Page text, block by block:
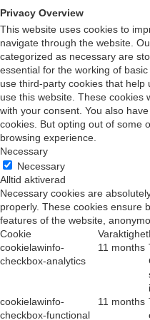
Privacy Overview
This website uses cookies to
navigate through the website.
categorized as necessary are
essential for the working of
use third-party cookies that
use this website. These cookies
with your consent. You also
cookies. But opting out of some
browsing experience.
Necessary
Necessary
Alltid aktiverad
Necessary cookies are
properly. These cookies ensure
features of the website,
Cookie
Varaktighet
cookielawinfo-
checkbox-analytics
11 months
cookielawinfo-
checkbox-functional
11 months